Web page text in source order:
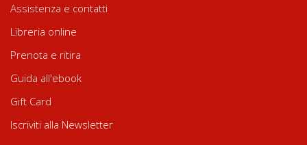
Assistenza e contatti
Libreria online
Prenota e ritira
Guida all'ebook
Gift Card
Iscriviti alla Newsletter